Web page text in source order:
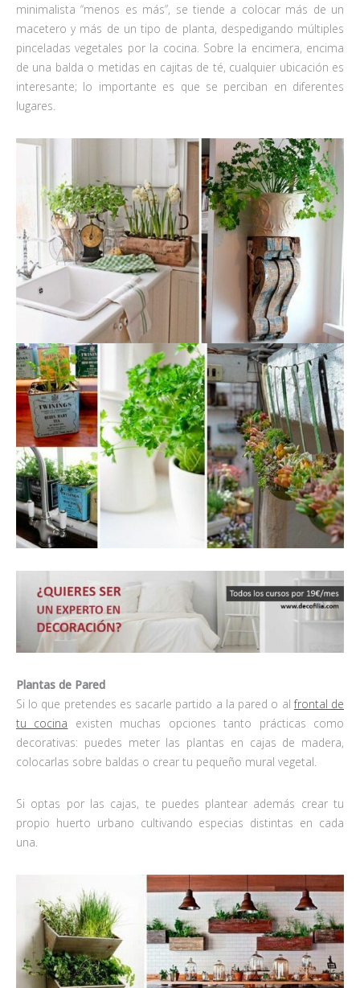
minimalista “menos es más”, se tiende a colocar más de un
macetero y más de un tipo de planta, despedigando múltiples
pinceladas vegetales por la cocina. Sobre la encimera, encima
de una balda o metidas en cajitas de té, cualquier ubicación es
interesante; lo importante es que se perciban en diferentes
lugares.
Plantas de Pared
Si lo que pretendes es sacarle partido a la pared o al frontal de
tu cocina existen muchas opciones tanto prácticas como
decorativas: puedes meter las plantas en cajas de madera,
colocarlas sobre baldas o crear tu pequeño mural vegetal.
Si optas por las cajas, te puedes plantear además crear tu
propio huerto urbano cultivando especias distintas en cada
una.